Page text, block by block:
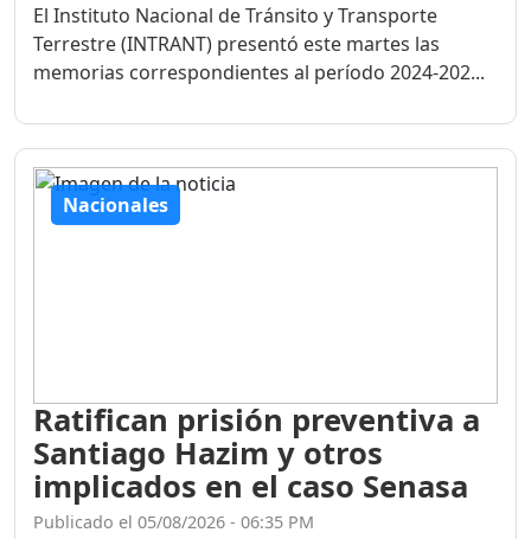
El Instituto Nacional de Tránsito y Transporte
Terrestre (INTRANT) presentó este martes las
memorias correspondientes al período 2024-202...
Nacionales
Ratifican prisión preventiva a
Santiago Hazim y otros
implicados en el caso Senasa
Publicado el 05/08/2026 - 06:35 PM